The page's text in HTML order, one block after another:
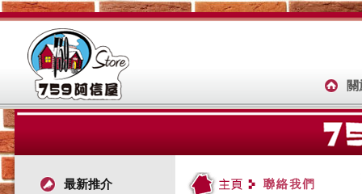
最新推介